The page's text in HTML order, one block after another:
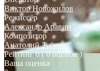
Виктор Новожилов
Режиссёр
Александр Аравин
Композитор
Анатолий Зубков
Рейтинг 0 ( 0 оценок )
Ваша оценка